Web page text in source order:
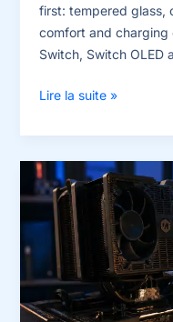
first: tempered glass,
comfort and
Switch, Switch OLED
Which
Switch
accessories
should
you
buy
first
for
protection,
comfort
Lire la suite »